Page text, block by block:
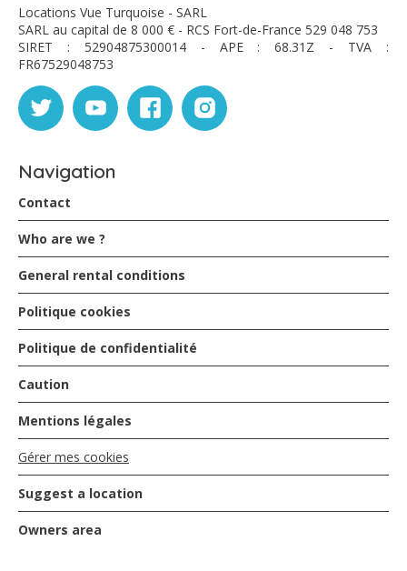
Locations Vue Turquoise - SARL
SARL au capital de 8 000 € - RCS Fort-de-France 529 048 753
SIRET : 52904875300014 - APE : 68.31Z - TVA :
FR67529048753
Navigation
Contact
Who are we ?
General rental conditions
Politique cookies
Politique de confidentialité
Caution
Mentions légales
Gérer mes cookies
Suggest a location
Owners area